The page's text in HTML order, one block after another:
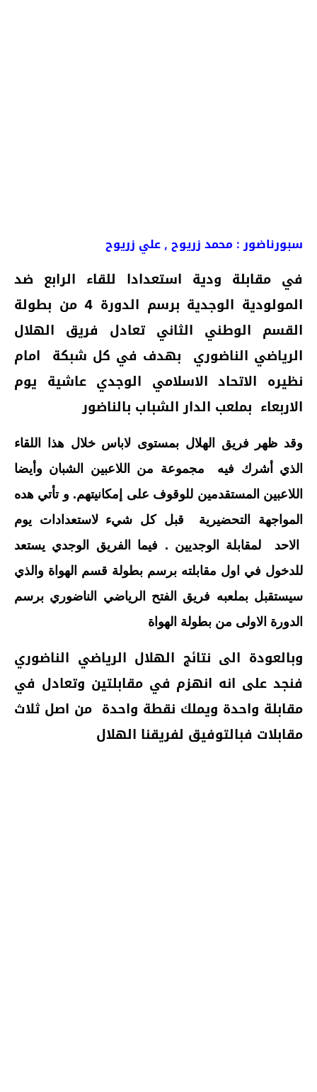
سبورناضور : محمد زريوح , علي زريوح
في مقابلة ودية استعدادا للقاء الرابع ضد
المولودية الوجدية برسم الدورة 4 من بطولة
القسم الوطني الثاني تعادل فريق الهلال
الرياضي الناضوري بهدف في كل شبكة امام
نظيره الاتحاد الاسلامي الوجدي عاشية يوم
الاربعاء بملعب الدار الشباب بالناضور
وقد ظهر فريق الهلال بمستوى لاباس خلال هذا اللقاء
الذي أشرك فيه مجموعة من اللاعبين الشبان وأيضا
اللاعبين المستقدمين للوقوف على إمكانيتهم. و تأتي هده
المواجهة التحضيرية قبل كل شيء لاستعدادات يوم
الاحد لمقابلة الوجديين . فيما الفريق الوجدي يستعد
للدخول في اول مقابلته برسم بطولة قسم الهواة والذي
سيستقبل بملعبه فريق الفتح الرياضي الناضوري برسم
الدورة الاولى من بطولة الهواة
وبالعودة الى نتائج الهلال الرياضي الناضوري
فنجد على انه انهزم في مقابلتين وتعادل في
مقابلة واحدة ويملك نقطة واحدة من اصل ثلاث
مقابلات فبالتوفيق لفريقنا الهلال